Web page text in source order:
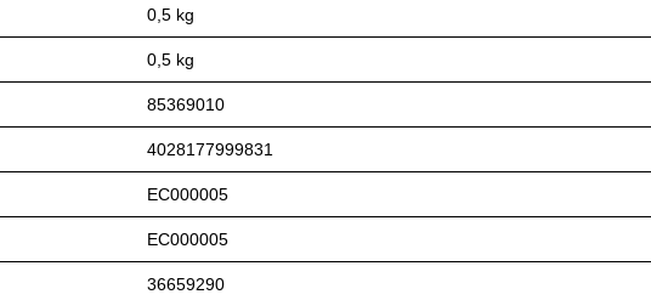
0,5 kg
0,5 kg
85369010
4028177999831
EC000005
EC000005
36659290